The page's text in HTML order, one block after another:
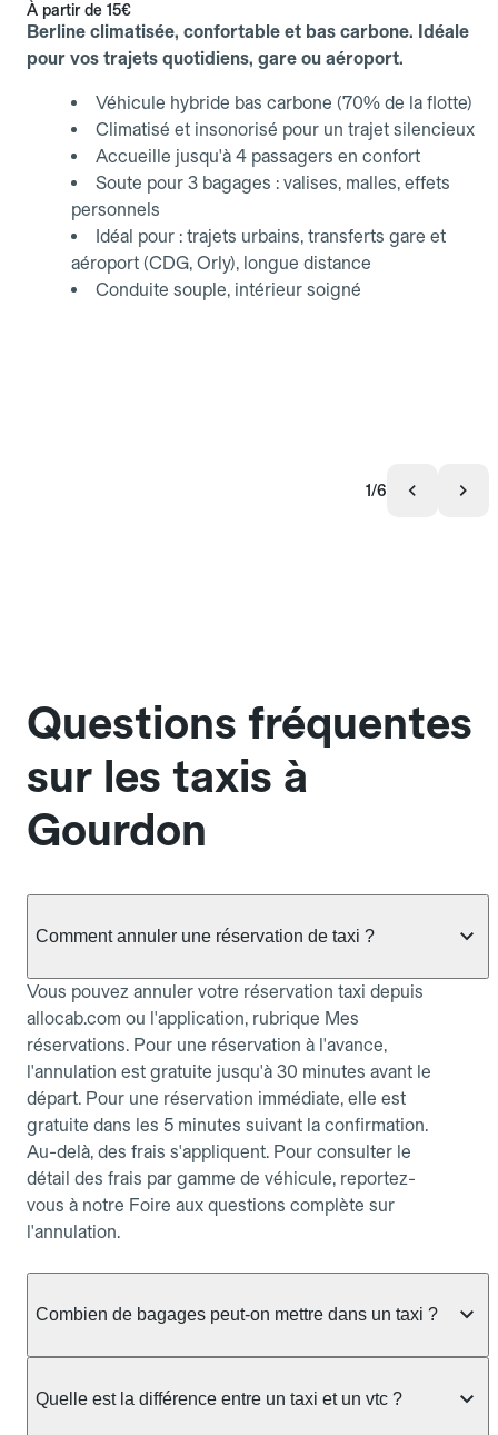
À partir de 15€
Berline climatisée, confortable et bas carbone. Idéale
pour vos trajets quotidiens, gare ou aéroport.
Véhicule hybride bas carbone (70% de la flotte)
Climatisé et insonorisé pour un trajet silencieux
Accueille jusqu'à 4 passagers en confort
Soute pour 3 bagages : valises, malles, effets
personnels
Idéal pour : trajets urbains, transferts gare et
aéroport (CDG, Orly), longue distance
Conduite souple, intérieur soigné
1/6
Questions fréquentes
sur les taxis à
Gourdon
Comment annuler une réservation de taxi ?
Vous pouvez annuler votre réservation taxi depuis
allocab.com ou l'application, rubrique Mes
réservations. Pour une réservation à l'avance,
l'annulation est gratuite jusqu'à 30 minutes avant le
départ. Pour une réservation immédiate, elle est
gratuite dans les 5 minutes suivant la confirmation.
Au-delà, des frais s'appliquent. Pour consulter le
détail des frais par gamme de véhicule, reportez-
vous à notre Foire aux questions complète sur
l'annulation.
Combien de bagages peut-on mettre dans un taxi ?
taxi berline accueille en général jusqu'à 3 bagages
Quelle est la différence entre un taxi et un vtc ?